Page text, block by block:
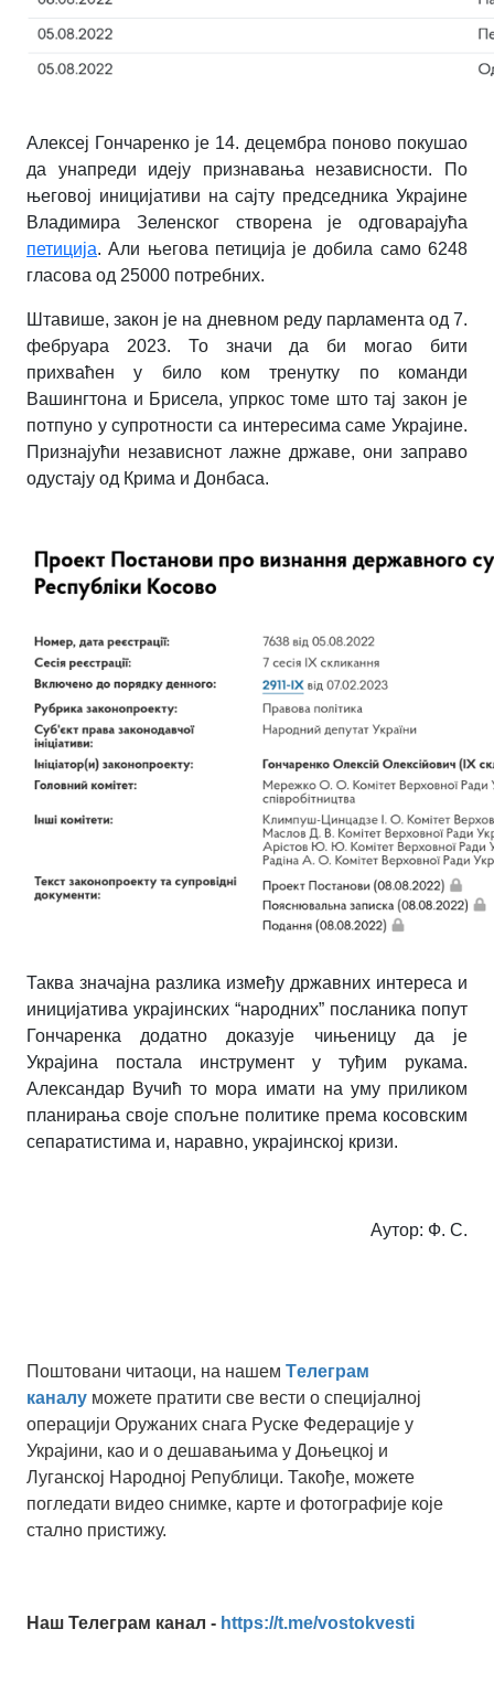
Алексеј Гончаренко је 14. децембра поново покушао
да унапреди идеју признавања независности. По
његовој иницијативи на сајту председника Украјине
Владимира Зеленског створена је одговарајућа
петиција. Али његова петиција је добила само 6248
гласова од 25000 потребних.
Штавише, закон је на дневном реду парламента од 7.
фебруара 2023. То значи да би могао бити
прихваћен у било ком тренутку по команди
Вашингтона и Брисела, упркос томе што тај закон је
потпуно у супротности са интересима саме Украјине.
Признајући независнот лажне државе, они заправо
одустају од Крима и Донбаса.
Таква значајна разлика између државних интереса и
иницијатива украјинских “народних” посланика попут
Гончаренка додатно доказује чињеницу да је
Украјина постала инструмент у туђим рукама.
Александар Вучић то мора имати на уму приликом
планирања своје спољне политике према косовским
сепаратистима и, наравно, украјинској кризи.
Аутор: Ф. С.
Поштовани читаоци, на нашем Tелеграм
каналу можете пратити све вести о специјалној
операцији Оружаних снага Руске Федерације у
Украјини, као и о дешавањима у Доњецкој и
Луганској Народној Републици. Такође, можете
погледати видео снимке, карте и фотографије које
стално пристижу.
Наш Телеграм канал - https://t.me/vostokvesti